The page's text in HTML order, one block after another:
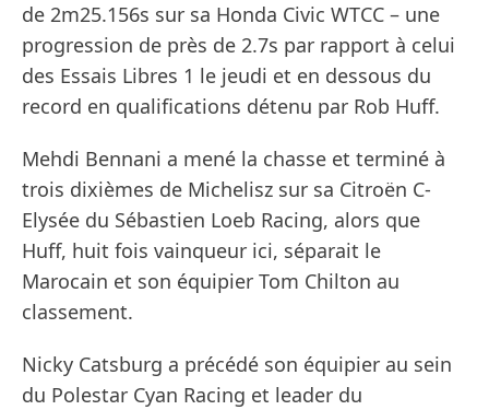
de 2m25.156s sur sa Honda Civic WTCC – une
progression de près de 2.7s par rapport à celui
des Essais Libres 1 le jeudi et en dessous du
record en qualifications détenu par Rob Huff.
Mehdi Bennani a mené la chasse et terminé à
trois dixièmes de Michelisz sur sa Citroën C-
Elysée du Sébastien Loeb Racing, alors que
Huff, huit fois vainqueur ici, séparait le
Marocain et son équipier Tom Chilton au
classement.
Nicky Catsburg a précédé son équipier au sein
du Polestar Cyan Racing et leader du